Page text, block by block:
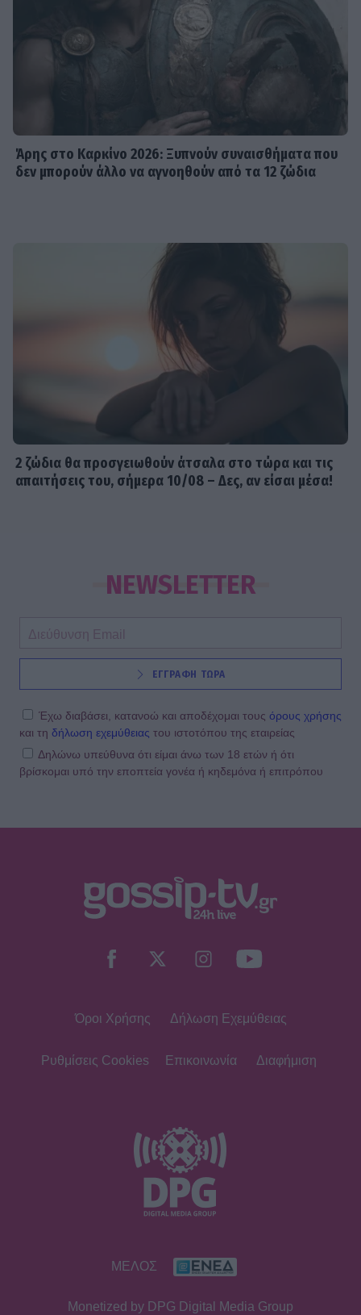
Άρης στο Καρκίνο 2026: Ξυπνούν συναισθήματα που
δεν μπορούν άλλο να αγνοηθούν από τα 12 ζώδια
2 ζώδια θα προσγειωθούν άτσαλα στο τώρα και τις
απαιτήσεις του, σήμερα 10/08 – Δες, αν είσαι μέσα!
NEWSLETTER
ΕΓΓΡΑΦΗ ΤΩΡΑ
Έχω διαβάσει, κατανοώ και αποδέχομαι τους όρους χρήσης
και τη δήλωση εχεμύθειας του ιστοτόπου της εταιρείας
Δηλώνω υπεύθυνα ότι είμαι άνω των 18 ετών ή ότι
βρίσκομαι υπό την εποπτεία γονέα ή κηδεμόνα ή επιτρόπου
Όροι Χρήσης Δήλωση Εχεμύθειας
Ρυθμίσεις Cookies Επικοινωνία Διαφήμιση
ΜΕΛΟΣ
Monetized by DPG Digital Media Group